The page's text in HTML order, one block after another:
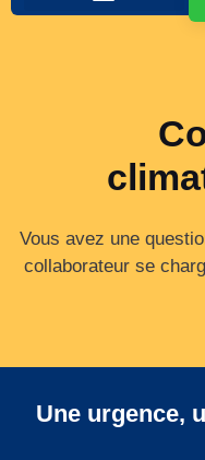
Vous avez une
collaborateur se
Une urgence,